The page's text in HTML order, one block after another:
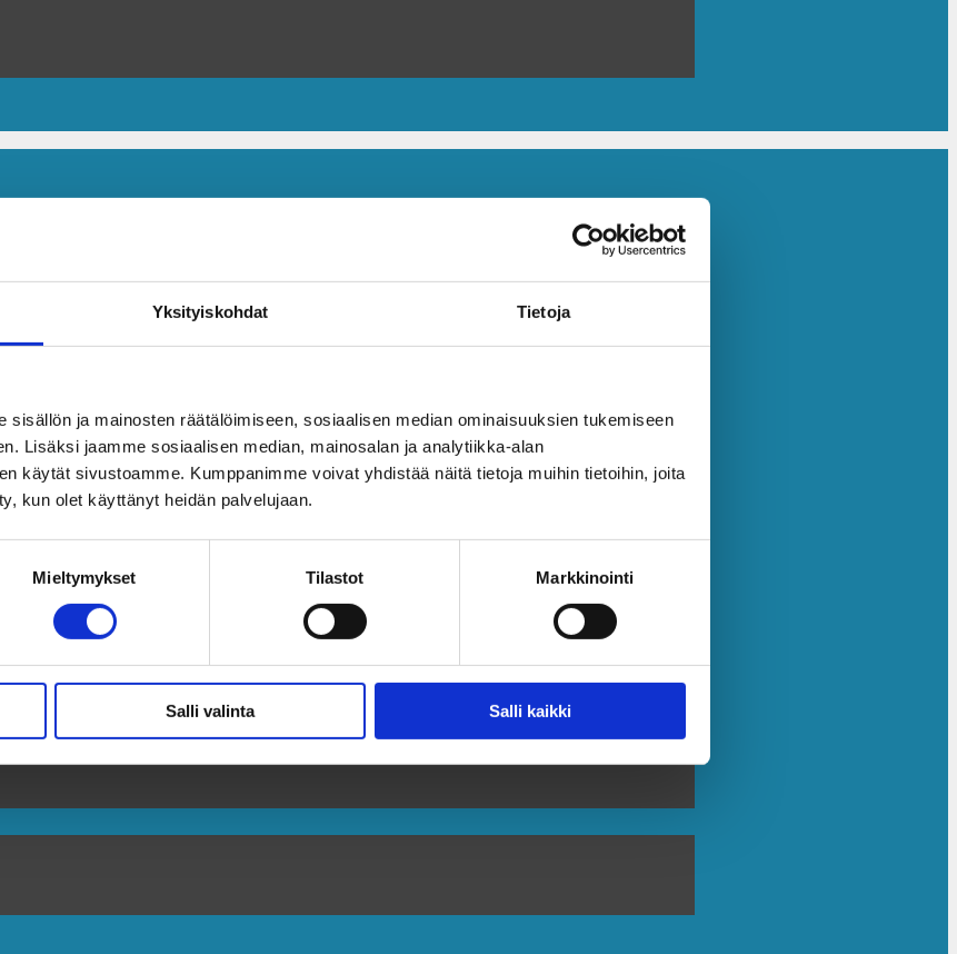
Yksityiskohdat Tietoja
sisällön ja mainosten räätälöimiseen, sosiaalisen median ominaisuuksien tukemiseen
Lisäksi jaamme sosiaalisen median, mainosalan ja analytiikka-alan
käytät sivustoamme. Kumppanimme voivat yhdistää näitä tietoja muihin tietoihin, joita
kun olet käyttänyt heidän palvelujaan.
Mieltymykset Tilastot Markkinointi
Salli valinta Salli kaikki